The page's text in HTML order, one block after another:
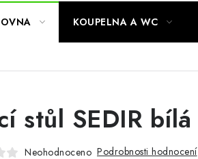
KOUPELNA A WC
stůl SEDIR bílá
Neohodnoceno Podrobnosti hodnocení